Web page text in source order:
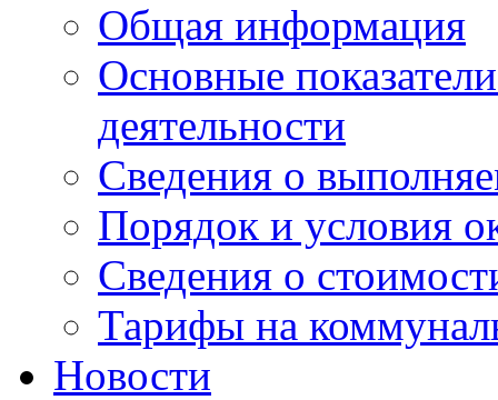
Общая информация
Основные
деятельности
Сведения о
Порядок и условия
Сведения о
Тарифы на
Новости